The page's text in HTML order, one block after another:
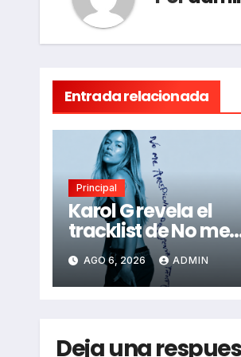
Entrada relacionada
Principal
Karol G revela el
tracklist de No me
arrepiento de sentir
tanto: Drake, Bruno
Mars y más
AGO 6, 2026 ADMIN
Deja una